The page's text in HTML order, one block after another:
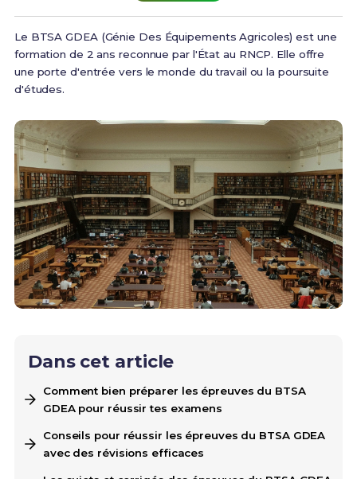
Le BTSA GDEA (Génie Des Équipements Agricoles) est une
formation de 2 ans reconnue par l'État au RNCP. Elle offre
une porte d'entrée vers le monde du travail ou la poursuite
d'études.
Dans cet article
Comment bien préparer les épreuves du BTSA
GDEA pour réussir tes examens
Conseils pour réussir les épreuves du BTSA GDEA
avec des révisions efficaces